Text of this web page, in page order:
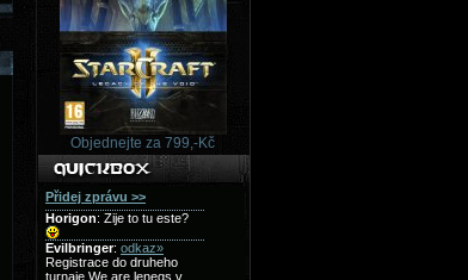
Objednejte za 799,-Kč